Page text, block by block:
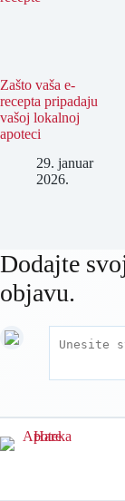
Zašto vaša e-
recepta pripadaju
vašoj lokalnoj
apoteci
29. januar
2026.
Dodajte
objavu.